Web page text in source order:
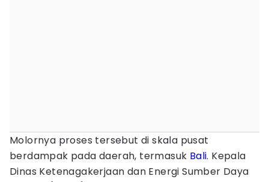
Molornya proses tersebut di skala pusat
berdampak pada daerah, termasuk Bali. Kepala
Dinas Ketenagakerjaan dan Energi Sumber Daya